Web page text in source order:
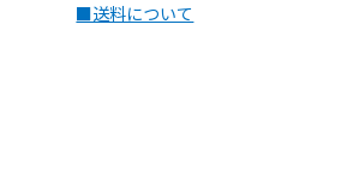
■送料について